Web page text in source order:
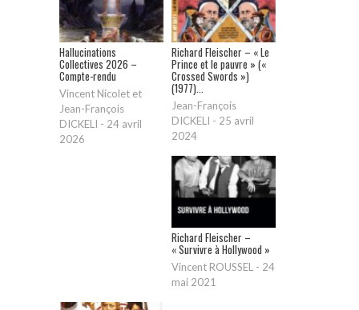
Hallucinations
Collectives 2026 –
Compte-rendu
Vincent Nicolet et
Jean-François
DICKELI - 24 avril
2026
Richard Fleischer – « Le
Prince et le pauvre » («
Crossed Swords »)
(1977)...
Jean-François
DICKELI - 25 avril
2024
Richard Fleischer –
« Survivre à Hollywood »
Vincent ROUSSEL - 24
mai 2021